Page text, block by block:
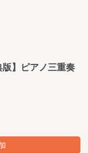
版】ピアノ三重奏